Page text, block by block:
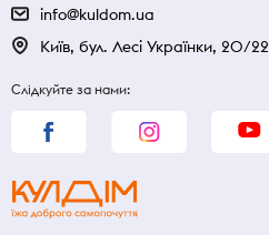
info@kuldom.ua
Київ, бул. Лесі Українки, 20/22
Слідкуйте за нами: